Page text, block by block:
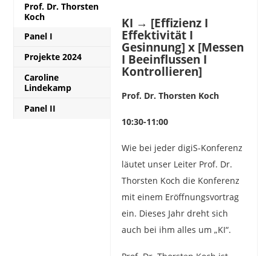
Prof. Dr. Thorsten
Koch
Panel I
Projekte 2024
Caroline
Lindekamp
Panel II
KI → [Effizienz I
Effektivität I
Gesinnung] x [Messen
I Beeinflussen I
Kontrollieren]
Prof. Dr. Thorsten Koch
10:30-11:00
Wie bei jeder digiS-Konferenz
läutet unser Leiter Prof. Dr.
Thorsten Koch die Konferenz
mit einem Eröffnungsvortrag
ein. Dieses Jahr dreht sich
auch bei ihm alles um „KI“.